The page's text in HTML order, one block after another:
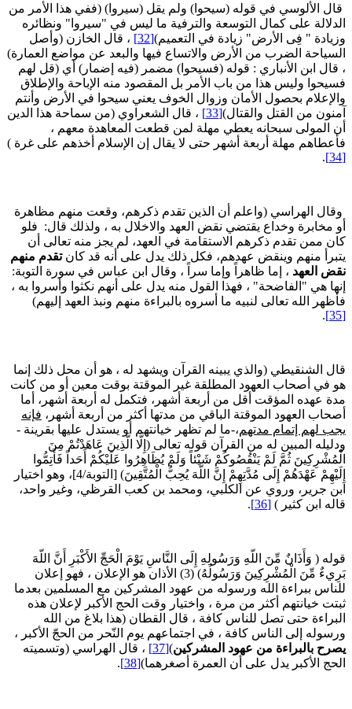
الألوسي في قوله (سيحوا) ولم يقل (سيروا) (ففي هذا الأمر من
على كمال التوسعة والترفية ما ليس في "سيروا" ونظائره
" فِى الأرض" زيادة في التعميم)[32]
، قال الخازن (وأصل
الضرب من الأرض والاتساع فيها والبعد عن مواضع العمارة)
قال ابن الأنباري : قوله (فسيحوا) مضمر (فيه إضمار) أي (قل لهم
وليس هذا من باب الأمر بل المقصود منه الإباحة والإطلاق
بحصول الأمان وزوال الخوف يعني سيحوا في الأرض وأنتم
من القتل والقتال) [33]
، قال الشعراوي (من سماحة هذا الدين
المولى سبحانه يعطي مهلة لمن قطعت المعاهدة معهم ،
مهلة أربعة أشهر حتى لا يقال إن الإسلام أخذهم على غرة )
.
الهراسي (واعلم أن الذين تقدم ذكرهم، وقعت منهم مظاهرة
مخابرة وخداع يقتضي نقض العهد والاخلال به ، ولذلك قال: فلو
ممن تقدم ذكرهم الاستقامة في العهد، لم يجز منه تعالى أن
منهم وينقض عهدهم، فكل ذلك يدل على أنه قد كانتقدم منهم
العهد، إما ظاهراً وإما سراً ، وقال ابن عباس في سورة التوبة:
هي "الفاضحة" ، فهذا القول منه يدل على أنهم نكثوا وأسروا به ،
الله تعالى لنبيه ما أسروه بالبراءة منهم ونبذ العهد إليهم)
.
الشنقيطي (والذي يبينه القرآن ويشهد له ، هو أن محل ذلك إنما
في أصحاب العهود المطلقة غير الموقتة بوقت معين أو من كانت
عهده المؤقت أقل من أربعة أشهر، فتكمل له أربعة أشهر، أما
العهود الموقتة الباقي من مدتها أكثر من أربعة أشهر، فإنه
لهم إتمام مدتهم،-ما لم تظهر خيانتهم أو يستدل عليها بقرينة -
المبين له من القرآن قوله تعالى (إِلَّا الَّذِينَ عَاهَدْتُمْ مِنَ
ثُمَّ لَمْ يَنْقُصُوكُمْ شَيْئاً وَلَمْ يُظَاهِرُوا عَلَيْكُمْ أَحَداً فَأَتِمُّوا
إِلَيْهِمْ عَهْدَهُمْ إِلَى مُدَّتِهِمْ إِنَّ اللَّهَ يُحِبُّ الْمُتَّقِينَ) [التوبة/4]، وهو اختيار
جرير، وروي عن الكلبي، ومحمد بن كعب القرظي، وغير واحد،
ابن كثير ) [36]
.
( وَأَذَانٌ مِّنَ اللّهِ وَرَسُولِهِ إِلَى النَّاسِ يَوْمَ الْحَجِّ الأَكْبَرِ أَنَّ اللّهَ
بَرِيءٌ مِّنَ الْمُشْرِكِينَ وَرَسُولُهُ) (3) الأذان هو الإعلان ، فهو إعلان
ببراءة الله ورسوله من عهود المشركين مع المسلمين بعدما
خيانتهم أكثر من مرة ، واختيار وقت الحج الأكبر لإعلان هذه
حتى تصل للناس كافة ، قال القطان (هذا بلاغ من الله
إلى الناس كافة ، في اجتماعهم يوم النّحر من الحجّ الأكبر ،
بالبراءة من عهود المشركين)
[37]
، قال الهراسي (وتسميته
الأكبر يدل على أن العمرة أصغرهما)[38]
.